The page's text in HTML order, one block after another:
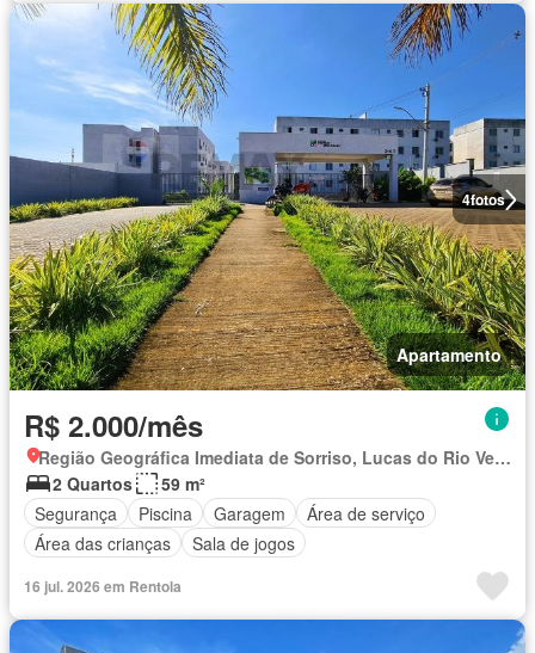
4fotos
Apartamento
R$ 2.000/mês
Região Geográfica Imediata de Sorriso, Lucas do Rio Verde
2 Quartos
59 m²
Segurança
Piscina Garagem
Área de serviço
Área das crianças
Sala de jogos
16 jul. 2026 em Rentola